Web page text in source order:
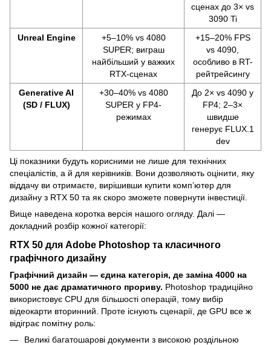
сценах до 3× vs
3090 Ti
Unreal Engine
+5–10% vs 4080
SUPER; виграш
найбільший у важких
RTX-сценах
+15–20% FPS
vs 4090,
особливо в RT-
рейтрейсингу
Generative AI
(SD / FLUX)
+30–40% vs 4080
SUPER у FP4-
режимах
До 2× vs 4090 у
FP4; 2–3×
швидше
генерує FLUX.1
dev
Ці показники будуть корисними не лише для технічних
спеціалістів, а й для керівників. Вони дозволяють оцінити, яку
віддачу ви отримаєте, вирішивши купити комп’ютер для
дизайну з RTX 50 та як скоро зможете повернути інвестиції.
Вище наведена коротка версія нашого огляду. Далі —
докладний розбір кожної категорії:
RTX 50 для Adobe Photoshop та класичного
графічного дизайну
Графічний дизайн — єдина категорія, де заміна 4000 на
5000 не дає драматичного прориву. Photoshop традиційно
використовує CPU для більшості операцій, тому вибір
відеокарти вторинний. Проте існують сценарії, де GPU все ж
відіграє помітну роль:
Великі багатошарові документи з високою роздільною